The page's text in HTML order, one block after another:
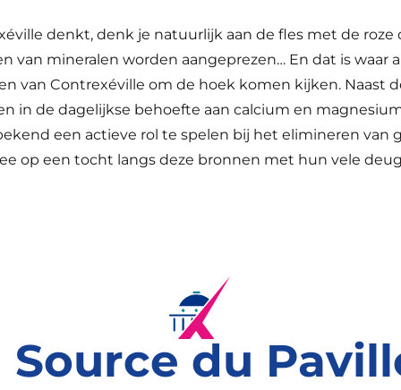
denkt, denk je natuurlijk aan de fles met de
van mineralen worden aangeprezen… En dat is waar
van Contrexéville om de hoek komen kijken. Naast
in de dagelijkse behoefte aan calcium en
een actieve rol te spelen bij het elimineren van
op een tocht langs deze bronnen met hun vele
Source du